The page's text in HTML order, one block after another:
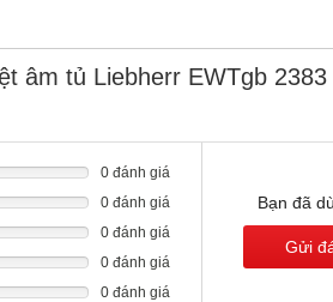
âm tủ Liebherr EWTgb
0 đánh giá
0 đánh giá
0 đánh giá
0 đánh giá
0 đánh giá
Bạn đã
Gửi